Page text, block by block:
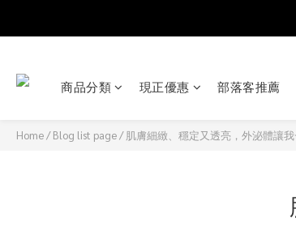
商品分類 現正優惠 部落客推薦
Home/Blog list page/肌膚細緻、穩定又透亮，外泌體讓